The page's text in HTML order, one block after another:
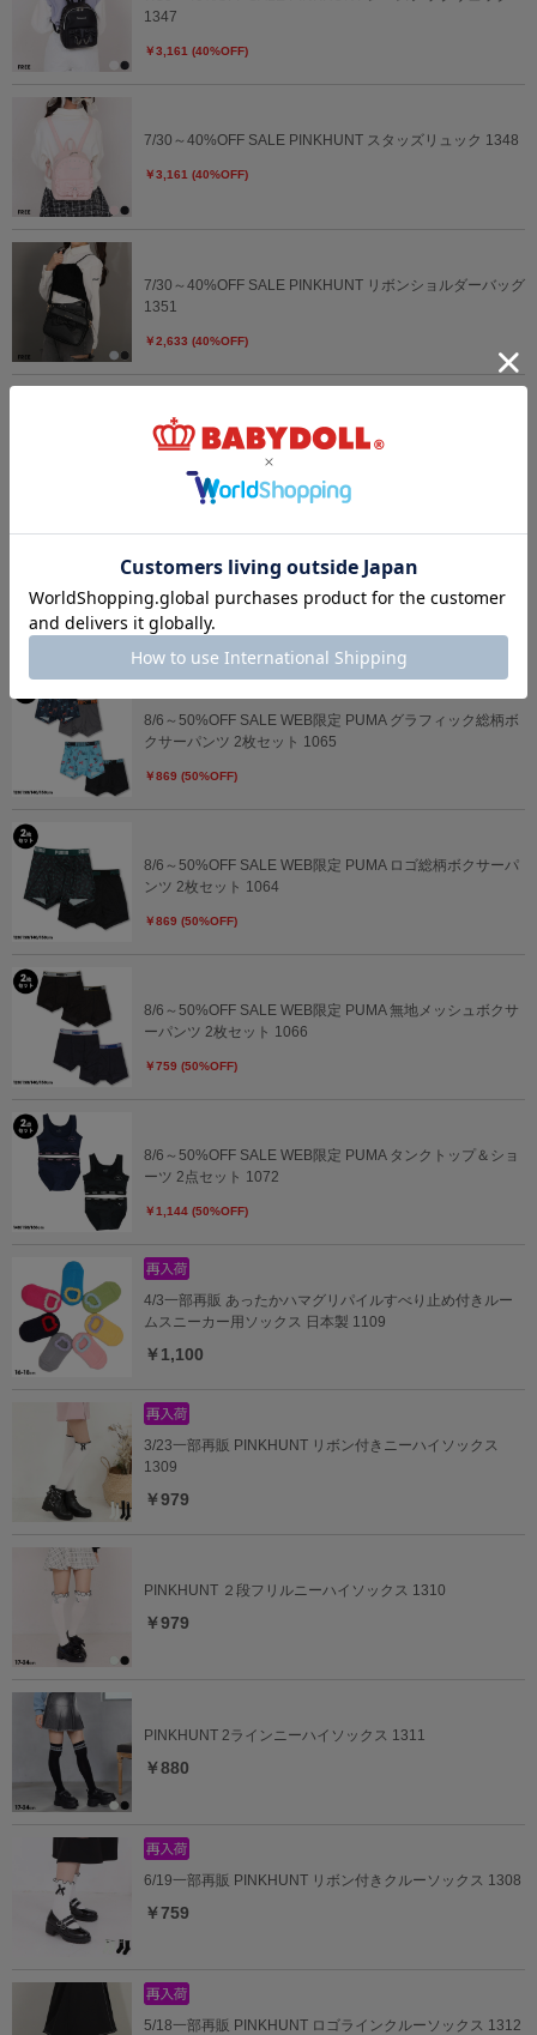
1347
￥3,161 (40%OFF)
7/30～40%OFF SALE PINKHUNT スタッズリュック 1348
￥3,161 (40%OFF)
7/30～40%OFF SALE PINKHUNT リボンショルダーバッグ
1351
￥2,633 (40%OFF)
3/23一部再販 ディズニー トイ・ストーリー ボディバッグ
0833
￥3,630
8/6～50%OFF SALE WEB限定 PUMA 無地ボクサーパンツ
2枚セット 1063
￥979 (50%OFF)
8/6～50%OFF SALE WEB限定 PUMA グラフィック総柄ボ
クサーパンツ 2枚セット 1065
￥869 (50%OFF)
8/6～50%OFF SALE WEB限定 PUMA ロゴ総柄ボクサーパ
ンツ 2枚セット 1064
￥869 (50%OFF)
8/6～50%OFF SALE WEB限定 PUMA 無地メッシュボクサ
ーパンツ 2枚セット 1066
￥759 (50%OFF)
8/6～50%OFF SALE WEB限定 PUMA タンクトップ＆ショ
ーツ 2点セット 1072
￥1,144 (50%OFF)
4/3一部再販 あったかハマグリパイルすべり止め付きルー
ムスニーカー用ソックス 日本製 1109
￥1,100
3/23一部再販 PINKHUNT リボン付きニーハイソックス
1309
￥979
PINKHUNT ２段フリルニーハイソックス 1310
￥979
PINKHUNT 2ラインニーハイソックス 1311
￥880
6/19一部再販 PINKHUNT リボン付きクルーソックス 1308
￥759
5/18一部再販 PINKHUNT ロゴラインクルーソックス 1312